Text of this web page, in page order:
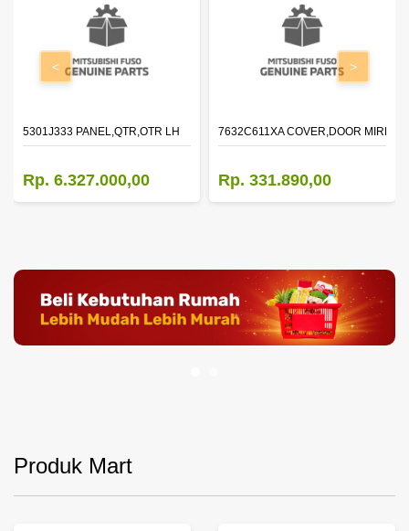
5301J333 PANEL,QTR,OTR LH
Rp. 6.327.000,00
7632C611XA COVER,DOOR
Rp. 331.890,00
< >
Produk Mart